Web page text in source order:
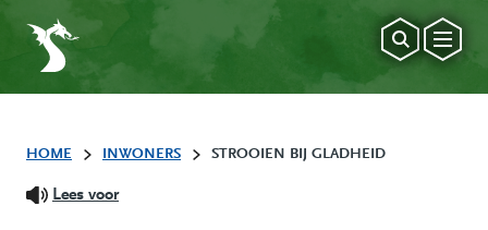
HOME INWONERS STROOIEN BIJ GLADHEID
Lees voor